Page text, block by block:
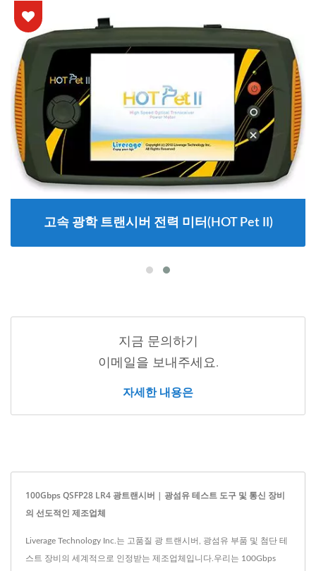
고속 광학 트랜시버 전력 미터(HOT Pet II)
지금 문의하기
이메일을 보내주세요.
자세한 내용은
100Gbps QSFP28 LR4 광트랜시버 | 광섬유 테스트 도구 및 통신 장비
의 선도적인 제조업체
Liverage Technology Inc.는 고품질 광 트랜시버, 광섬유 부품 및 첨단 테
스트 장비의 세계적으로 인정받는 제조업체입니다.우리는 100Gbps